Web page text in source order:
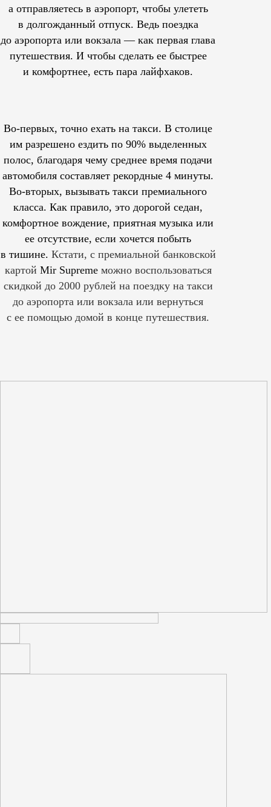
а отправляетесь в аэропорт, чтобы улететь
в долгожданный отпуск. Ведь поездка
до аэропорта или вокзала — как первая глава
путешествия. И чтобы сделать ее быстрее
и комфортнее, есть пара лайфхаков.
Во-первых, точно ехать на такси. В столице
им разрешеноездить по 90% выделенных
полос, благодаря чему среднее время подачи
автомобиля составляет рекордные 4 минуты.
Во-вторых, вызывать такси премиального
класса. Как правило, это дорогой седан,
комфортное вождение, приятная музыка или
ее отсутствие, если хочется побыть
в тишине. Кстати, с премиальной банковской
картой Mir Supreme можно воспользоваться
скидкой до 2000 рублей на поездку на такси
до аэропорта или вокзала или вернуться
с ее помощью домой в конце путешествия.